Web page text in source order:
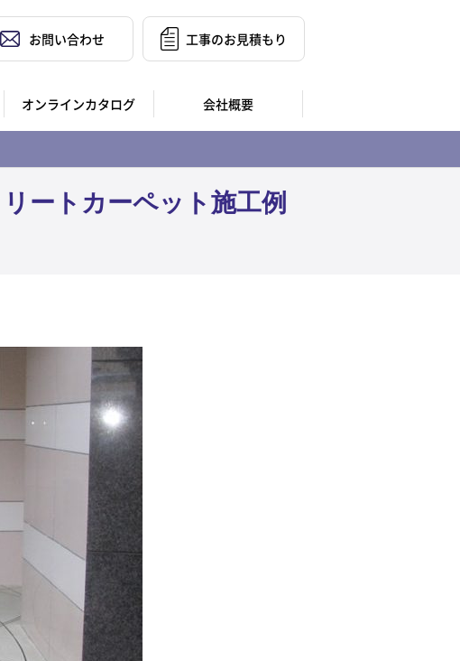
お問い合わせ 工事のお見積もり
オンラインカタログ 会社概要
ートカーペット施工例